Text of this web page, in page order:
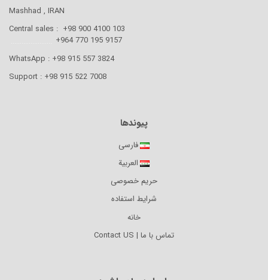
Mashhad , IRAN
Central sales : +98 900 4100 103
9157 195 770 964+
WhatsApp : +98 915 557 3824
Support : +98 915 522 7008
پیوندها
فارسی
العربية
حریم خصوصی
شرایط استفاده
خانه
تماس با ما | Contact US